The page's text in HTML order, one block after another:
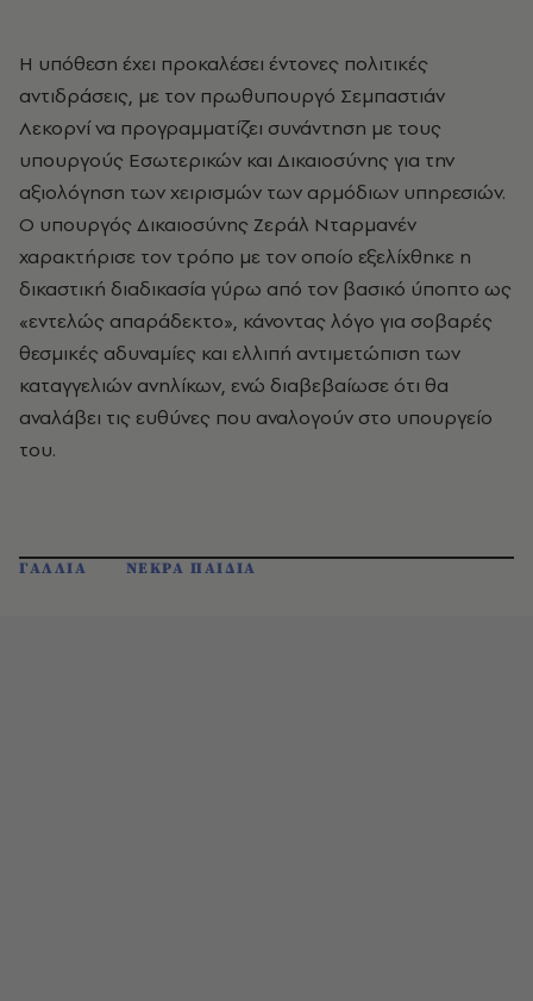
Η υπόθεση έχει προκαλέσει έντονες πολιτικές
αντιδράσεις, με τον πρωθυπουργό Σεμπαστιάν
Λεκορνί να προγραμματίζει συνάντηση με τους
υπουργούς Εσωτερικών και Δικαιοσύνης για την
αξιολόγηση των χειρισμών των αρμόδιων υπηρεσιών.
Ο υπουργός Δικαιοσύνης Ζεράλ Νταρμανέν
χαρακτήρισε τον τρόπο με τον οποίο εξελίχθηκε η
δικαστική διαδικασία γύρω από τον βασικό ύποπτο ως
«εντελώς απαράδεκτο», κάνοντας λόγο για σοβαρές
θεσμικές αδυναμίες και ελλιπή αντιμετώπιση των
καταγγελιών ανηλίκων, ενώ διαβεβαίωσε ότι θα
αναλάβει τις ευθύνες που αναλογούν στο υπουργείο
του.
ΓΑΛΛΙΑ ΝΕΚΡΑ ΠΑΙΔΙΑ